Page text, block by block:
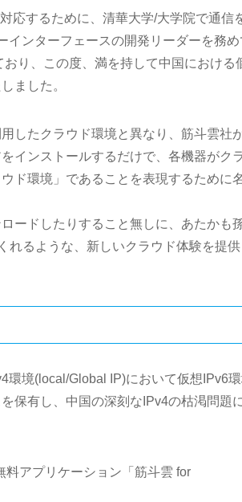
応するために、清華大学/大学院で通信
ンターフェースの開発リーダーを務め
り、この度、満を持して中国における
ました。
したクラウド環境と異なり、筋斗雲社
インストールするだけで、各機器がク
ド環境」であることを表現するために
ードしたりすること無しに、あたかも
れるような、新しいクラウド体験を提供
境(local/Global IP)において仮想IPv6
保有し、中国の深刻なIPv4の枯渇問題
アプリケーション「筋斗雲 for